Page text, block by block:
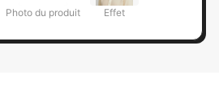
Photo du produit Effet